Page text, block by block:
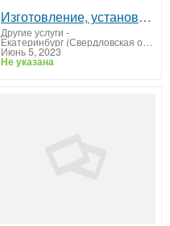
Изготовление, установка и реставрация памятников.
Другие услуги -
Екатеринбург (Свердловская область)
Июнь 5, 2023
Не указана